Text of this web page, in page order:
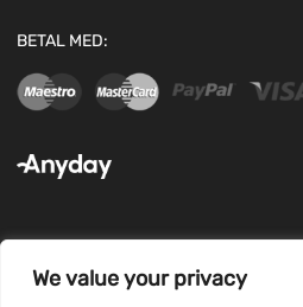
We value your privacy
BETAL MED:
FØLG OS: